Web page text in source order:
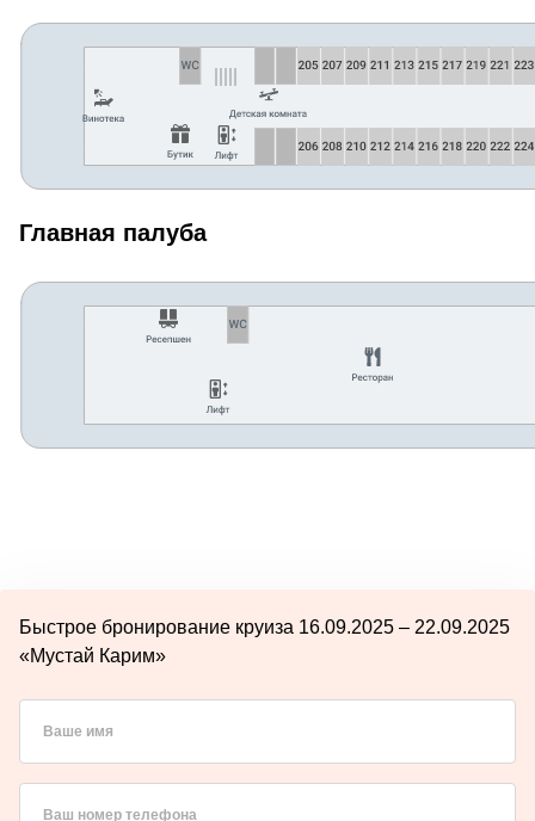
Главная палуба
Быстрое бронирование круиза 16.09.2025 – 22.09.2025
«Мустай Карим»
Ваше имя
Ваш номер телефона